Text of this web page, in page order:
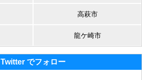
高萩市
龍ケ崎市
Twitter でフォロー